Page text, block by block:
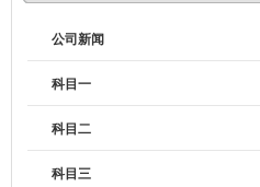
公司新闻
科目一
科目二
科目三